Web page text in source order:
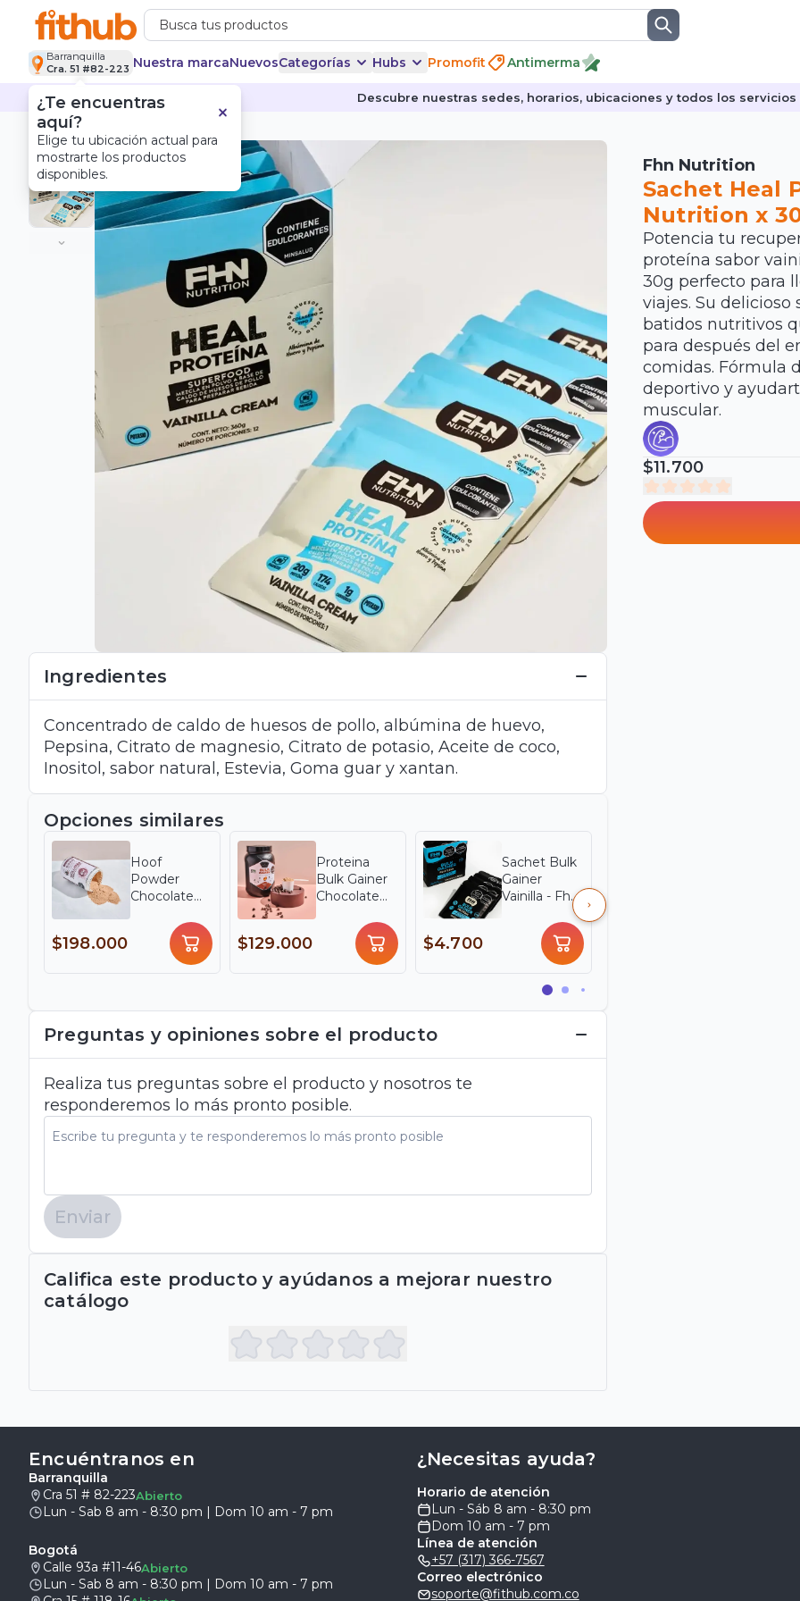
Barranquilla
Cra. 51 #82-223 Nuestra marcaNuevosCategorías Hubs Promofit Antimerma
Descubre nuestras sedes, horarios, ubicaciones y todos los servicios
Nuevo
Ingredientes
Concentrado de caldo de huesos de pollo, albúmina de huevo,
Pepsina, Citrato de magnesio, Citrato de potasio, Aceite de coco,
Inositol, sabor natural, Estevia, Goma guar y xantan.
Opciones similares
Hoof
Powder
Chocolate
Nutrition x
$198.000
Proteina
Bulk Gainer
Chocolate
Nutrition x
$129.000
Sachet Bulk
Gainer
Vainilla - Fhn
$4.700
Preguntas y opiniones sobre el producto
Realiza tus preguntas sobre el producto y nosotros te
responderemos lo más pronto posible.
Enviar
Califica este producto y ayúdanos a mejorar nuestro
catálogo
Fhn Nutrition
Sachet Heal
Nutrition x
Potencia tu
proteína sabor
30g perfecto para
viajes. Su
batidos nutritivos
para después del
comidas. Fórmula
deportivo y
muscular.
$11.700
Encuéntranos en
Barranquilla
Cra 51 # 82-223Abierto
Lun - Sab 8 am - 8:30 pm | Dom 10 am - 7 pm
Bogotá
Calle 93a #11-46Abierto
Lun - Sab 8 am - 8:30 pm | Dom 10 am - 7 pm
¿Necesitas ayuda?
Horario de atención
Lun - Sáb 8 am - 8:30 pm
Dom 10 am - 7 pm
Línea de atención
+57 (317) 366-7567
Correo electrónico
soporte@fithub.com.co
¿Te encuentras
aquí?
Elige tu ubicación actual para
mostrarte los productos
disponibles.